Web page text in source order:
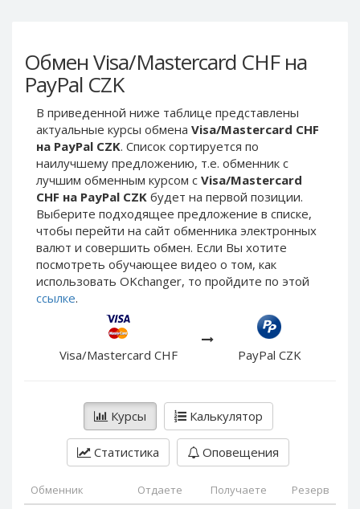
Обмен Visa/Mastercard CHF на
PayPal CZK
В приведенной ниже таблице представлены
актуальные курсы обмена Visa/Mastercard CHF
на PayPal CZK. Список сортируется по
наилучшему предложению, т.е. обменник с
лучшим обменным курсом с Visa/Mastercard
CHF на PayPal CZK будет на первой позиции.
Выберите подходящее предложение в списке,
чтобы перейти на сайт обменника электронных
валют и совершить обмен. Если Вы хотите
посмотреть обучающее видео о том, как
использовать OKchanger, то пройдите по этой
ссылке.
Visa/Mastercard CHF PayPal CZK
Курсы Калькулятор
Статистика Оповещения
Обменник Отдаете Получаете Резерв
Payeer Tether ERC20
(USDT)
Payeer UAH
ЮMoney RUB
ЮMoney KZT
PayPal USD
PayPal EUR
PayPal GBP
PayPal CAD
PayPal AUD
PayPal RUB
PayPal CZK
PayPal HKD
PayPal NZD
PayPal NOK
PayPal PLN
PayPal SEK
Payeer Tether ERC20
(USDT)
ЮMoney RUB
ЮMoney KZT
PayPal USD
PayPal EUR
PayPal GBP
PayPal CAD
PayPal AUD
PayPal RUB
PayPal DKK
PayPal HKD
PayPal NZD
PayPal NOK
PayPal PLN
PayPal SEK